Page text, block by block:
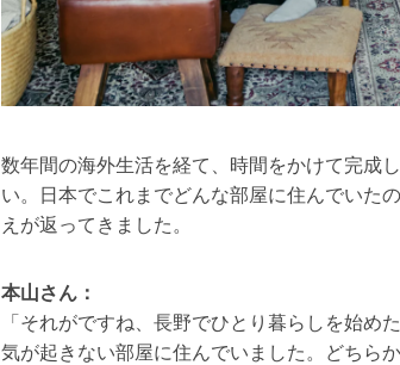
数年間の海外生活を経て、時間をかけて完成
い。日本でこれまでどんな部屋に住んでいた
えが返ってきました。
本山さん：
「それがですね、長野でひとり暮らしを始め
気が起きない部屋に住んでいました。どちら